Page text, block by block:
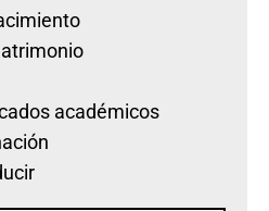
académicos